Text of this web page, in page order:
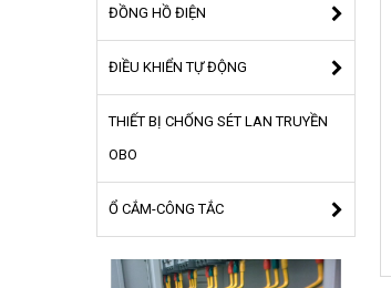
ĐỒNG HỒ ĐIỆN
ĐIỀU KHIỂN TỰ ĐỘNG
THIẾT BỊ CHỐNG SÉT LAN TRUYỀN
OBO
Ổ CẮM-CÔNG TẮC